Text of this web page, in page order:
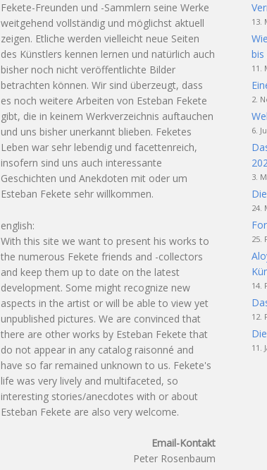
Fekete-Freunden und -Sammlern seine Werke
weitgehend vollständig und möglichst aktuell
zeigen. Etliche werden vielleicht neue Seiten
des Künstlers kennen lernen und natürlich auch
bisher noch nicht veröffentlichte Bilder
betrachten können. Wir sind überzeugt, dass
es noch weitere Arbeiten von Esteban Fekete
gibt, die in keinem Werkverzeichnis auftauchen
und uns bisher unerkannt blieben. Feketes
Leben war sehr lebendig und facettenreich,
insofern sind uns auch interessante
Geschichten und Anekdoten mit oder um
Esteban Fekete sehr willkommen.
english:
With this site we want to present his works to
the numerous Fekete friends and -collectors
and keep them up to date on the latest
development. Some might recognize new
aspects in the artist or will be able to view yet
unpublished pictures. We are convinced that
there are other works by Esteban Fekete that
do not appear in any catalog raisonné and
have so far remained unknown to us. Fekete's
life was very lively and multifaceted, so
interesting stories/anecdotes with or about
Esteban Fekete are also very welcome.
Email-Kontakt
Peter Rosenbaum
13.
bis
11.
2.
6.
3.
24.
25.
14.
12.
11.